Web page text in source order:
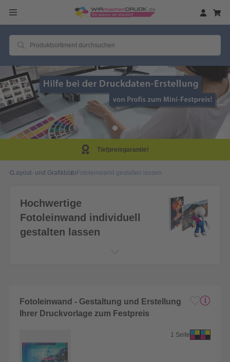
Tiefpreisgarantie!
Layout- und GrafikbüroFotoleinwand gestalten lassen
Hochwertige
Fotoleinwand individuell
gestalten lassen
Fotoleinwand - Gestaltung und Erstellung
Ihrer Druckvorlage zum Festpreis
1 Seite